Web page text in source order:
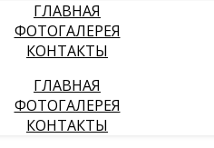
ГЛАВНАЯ
ФОТОГАЛЕРЕЯ
КОНТАКТЫ
ГЛАВНАЯ
ФОТОГАЛЕРЕЯ
КОНТАКТЫ